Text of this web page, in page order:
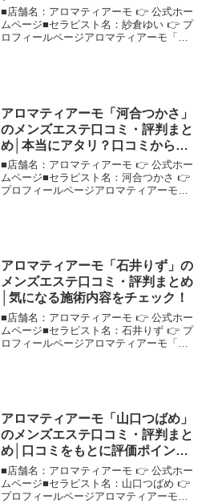
ミから分析！
■店舗名：アロマティアーモ 👉 公式ホー
ムページ■セラピスト名：紗倉ゆい 👉 プ
ロフィールページアロマティアーモ「紗
アロマティアーモ「河合つかさ」
のメンズエステ口コミ・評判まと
め│本当にアタリ？口コミから評
価を検証！
■店舗名：アロマティアーモ 👉 公式ホー
ムページ■セラピスト名：河合つかさ 👉
プロフィールページアロマティアーモ
アロマティアーモ「石井りず」の
メンズエステ口コミ・評判まとめ
│気になる施術内容をチェック！
■店舗名：アロマティアーモ 👉 公式ホー
ムページ■セラピスト名：石井りず 👉 プ
ロフィールページアロマティアーモ「石
アロマティアーモ「山口つばめ」
のメンズエステ口コミ・評判まと
め│口コミをもとに評価ポイント
を詳しく解説！
■店舗名：アロマティアーモ 👉 公式ホー
ムページ■セラピスト名：山口つばめ 👉
プロフィールページアロマティアーモ